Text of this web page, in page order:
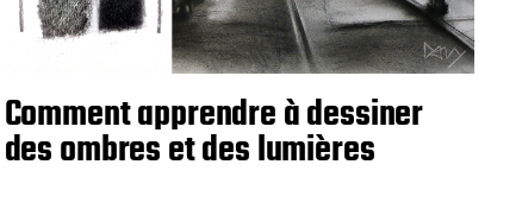
Comment apprendre à dessiner
des ombres et des lumières